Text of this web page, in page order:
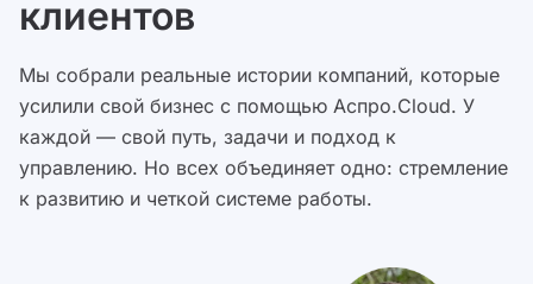
клиентов
Мы собрали реальные истории компаний, которые
усилили свой бизнес с помощью Аспро.Cloud. У
каждой — свой путь, задачи и подход к
управлению. Но всех объединяет одно: стремление
к развитию и четкой системе работы.